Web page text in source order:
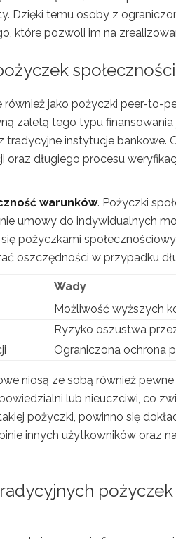
Dzięki temu osoby z
które pozwoli im na
jako pożyczki peer-to-
zaletą tego typu
tradycyjne instytucje bankowe.
oraz długiego procesu
warunków. Pożyczki
umowy do indywidualnych
pożyczkami
oszczędności w przypadku
Wady
Możliwość wyższych
Ryzyko oszustwa
Ograniczona ochrona
niosą ze sobą również
lub nieuczciwi, co
pożyczki, powinno się
innych użytkowników oraz
pożyczek